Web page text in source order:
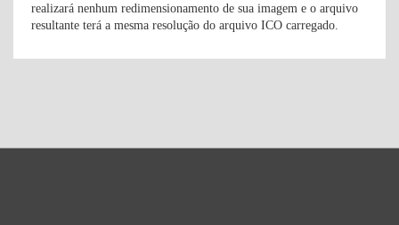
realizará nenhum redimensionamento de sua imagem e o arquivo
resultante terá a mesma resolução do arquivo ICO carregado.